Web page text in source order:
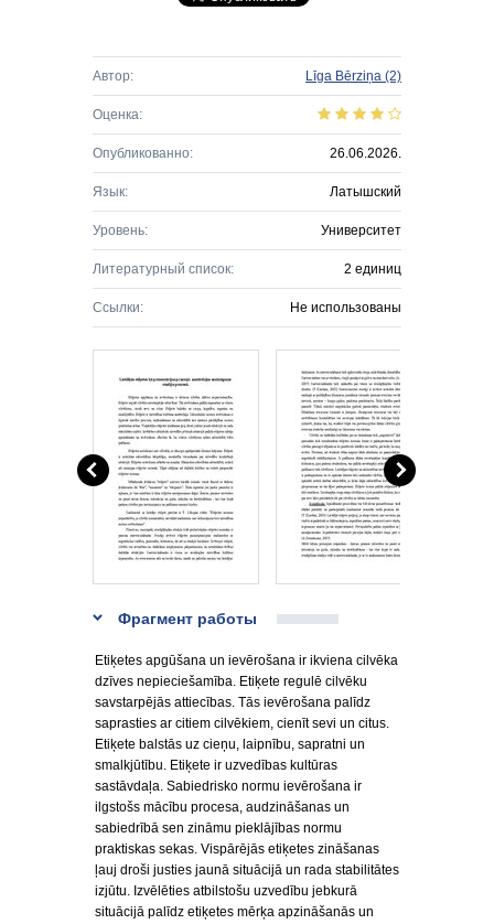
Автор: Līga Bērziņa (2)
Оценка:
Опубликованно: 26.06.2026.
Язык: Латышский
Уровень: Университет
Литературный список: 2 единиц
Ссылки: Не использованы
Фрагмент работы
Etiķetes apgūšana un ievērošana ir ikviena cilvēka
dzīves nepieciešamība. Etiķete regulē cilvēku
savstarpējās attiecības. Tās ievērošana palīdz
saprasties ar citiem cilvēkiem, cienīt sevi un citus.
Etiķete balstās uz cieņu, laipnību, sapratni un
smalkjūtību. Etiķete ir uzvedības kultūras
sastāvdaļa. Sabiedrisko normu ievērošana ir
ilgstošs mācību procesa, audzināšanas un
sabiedrībā sen zināmu pieklājības normu
praktiskas sekas. Vispārējās etiķetes zināšanas
ļauj droši justies jaunā situācijā un rada stabilitātes
izjūtu. Izvēlēties atbilstošu uzvedību jebkurā
situācijā palīdz etiķetes mērķa apzināšanās un